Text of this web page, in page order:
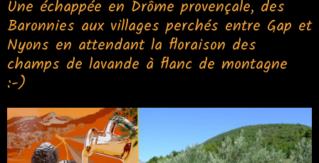
Une échappée en Drôme provençale, des
Baronnies aux villages perchés entre Gap et
Nyons en attendant la floraison des
champs de lavande à flanc de montagne
:-)